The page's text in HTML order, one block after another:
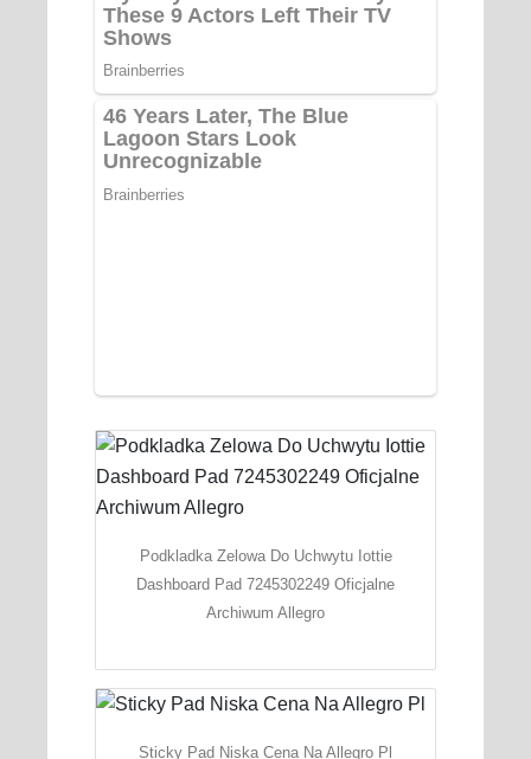
Podkladka Zelowa Do Uchwytu Iottie
Dashboard Pad 7245302249 Oficjalne
Archiwum Allegro
Sticky Pad Niska Cena Na Allegro Pl